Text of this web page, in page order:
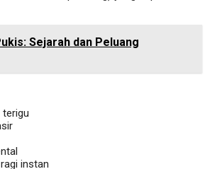
Sejarah dan Peluang
instan